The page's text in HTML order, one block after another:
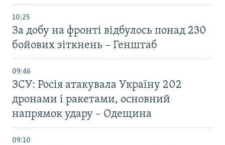
10:25
За добу на фронті відбулось понад 230
бойових зіткнень – Генштаб
09:46
ЗСУ: Росія атакувала Україну 202
дронами і ракетами, основний
напрямок удару – Одещина
09:10